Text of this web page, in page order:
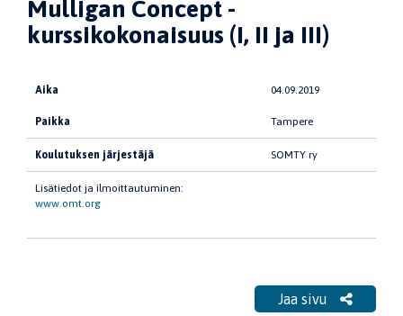
Mulligan Concept -
kurssikokonaisuus (I, II ja III)
Aika 04.09.2019
Paikka Tampere
Koulutuksen järjestäjä SOMTY ry
Lisätiedot ja ilmoittautuminen:
www.omt.org
Jaa sivu